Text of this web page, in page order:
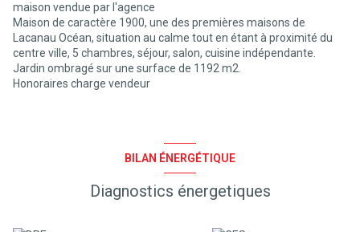
maison vendue par l'agence
Maison de caractère 1900, une des premières maisons de
Lacanau Océan, situation au calme tout en étant à proximité du
centre ville, 5 chambres, séjour, salon, cuisine indépendante.
Jardin ombragé sur une surface de 1192 m2.
Honoraires charge vendeur
BILAN ÉNERGÉTIQUE
Diagnostics énergetiques